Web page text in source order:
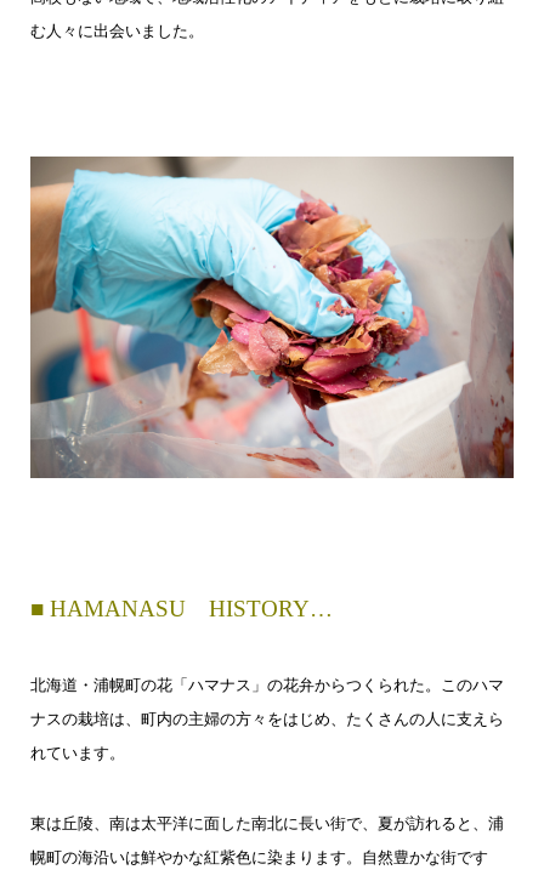
む人々に出会いました。
■ HAMANASU HISTORY…
北海道・浦幌町の花「ハマナス」の花弁からつくられた。このハマ
ナスの栽培は、町内の主婦の方々をはじめ、たくさんの人に支えら
れています。
東は丘陵、南は太平洋に面した南北に長い街で、夏が訪れると、浦
幌町の海沿いは鮮やかな紅紫色に染まります。自然豊かな街です